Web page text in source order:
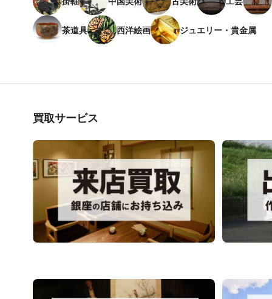
茶道具 西洋絵画 ジュエリー・貴金属
買取サービス